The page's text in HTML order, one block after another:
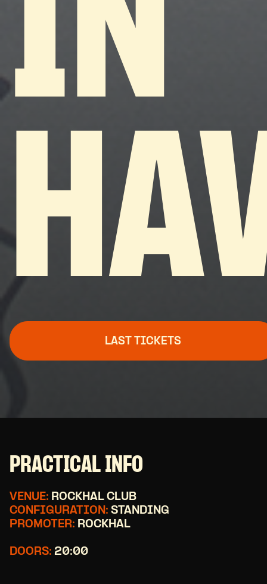
IN
LAST TICKETS
PRACTICAL INFO
VENUE: ROCKHAL CLUB
CONFIGURATION: STANDING
PROMOTER: ROCKHAL
DOORS: 20:00